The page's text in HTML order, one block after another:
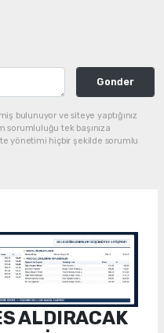
Gonder
bulunuyor ve siteye yaptığınız
tek başınıza
yönetimi hiçbir şekilde sorumlu
ALDIRACAK